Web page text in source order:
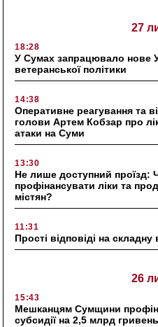
27
18:28
У Сумах запрацювало нове
ветеранської політики
14:38
Оперативне реагування та
голови Артем Кобзар про
атаки на Суми
13:30
Не лише доступний проїзд:
профінансувати ліки та
містян?
11:31
Прості відповіді на складну
26
15:43
Мешканцям Сумщини
субсидії на 2,5 млрд гривень